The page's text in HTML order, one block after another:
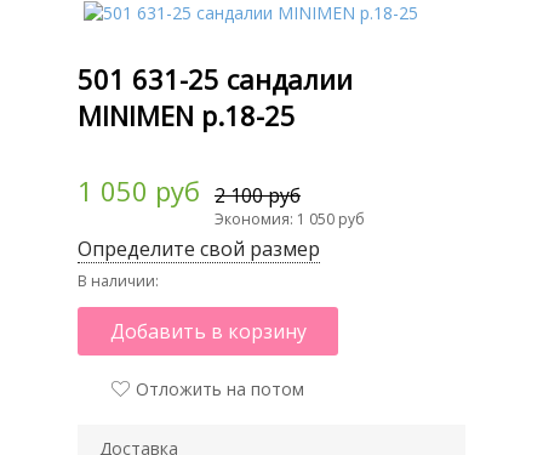
501 631-25 сандалии
MINIMEN р.18-25
1 050 руб 2 100 руб
Экономия: 1 050 руб
Определите свой размер
В наличии:
Добавить в корзину
Отложить на потом
Доставка